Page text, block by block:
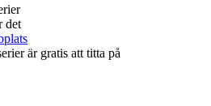
det
är gratis att titta på